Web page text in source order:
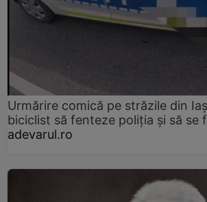
Urmărire comică pe străzile din
biciclist să fenteze poliția și să se
adevarul.ro